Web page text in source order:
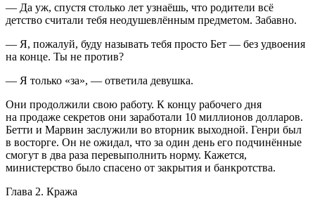
— Да уж, спустя столько лет узнаёшь, что родители всё
детство считали тебя неодушевлённым предметом. Забавно.
— Я, пожалуй, буду называть тебя просто Бет — без удвоения
на конце. Ты не против?
— Я только «за», — ответила девушка.
Они продолжили свою работу. К концу рабочего дня
на продаже секретов они заработали 10 миллионов долларов.
Бетти и Марвин заслужили во вторник выходной. Генри был
в восторге. Он не ожидал, что за один день его подчинённые
смогут в два раза перевыполнить норму. Кажется,
министерство было спасено от закрытия и банкротства.
Глава 2. Кража